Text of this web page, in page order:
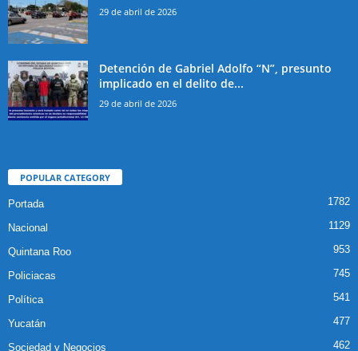
29 de abril de 2026
Detención de Gabriel Adolfo “N”, presunto
implicado en el delito de...
29 de abril de 2026
POPULAR CATEGORY
Portada 1782
Nacional 1129
Quintana Roo 953
Policiacas 745
Política 541
Yucatán 477
Sociedad y Negocios 462